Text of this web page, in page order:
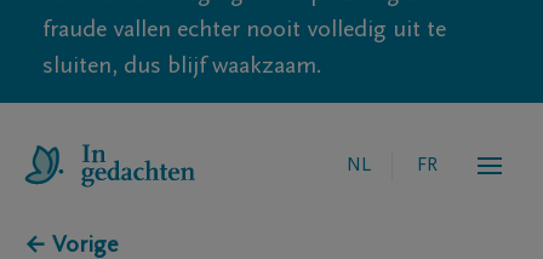
fraude vallen echter nooit volledig uit te
sluiten, dus blijf waakzaam.
NL FR
← Vorige